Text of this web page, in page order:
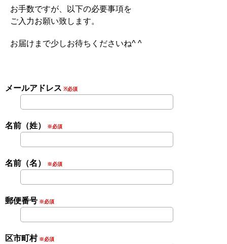
お手数ですが、以下の必要事項を
ご入力お願い致します。
お届けまで少しお待ちくださいね^ ^
メールアドレス ※必須
名前（姓） ※必須
名前（名） ※必須
郵便番号 ※必須
区市町村 ※必須